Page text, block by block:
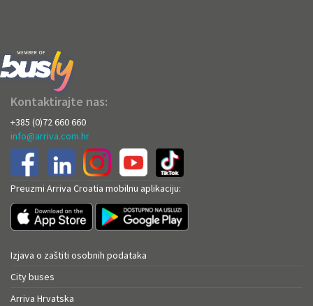
Kontaktirajte nas:
+385 (0)72 660 660
info@arriva.com.hr
Preuzmi Arriva Croatia mobilnu aplikaciju:
Izjava o zaštiti osobnih podataka
City buses
Arriva Hrvatska